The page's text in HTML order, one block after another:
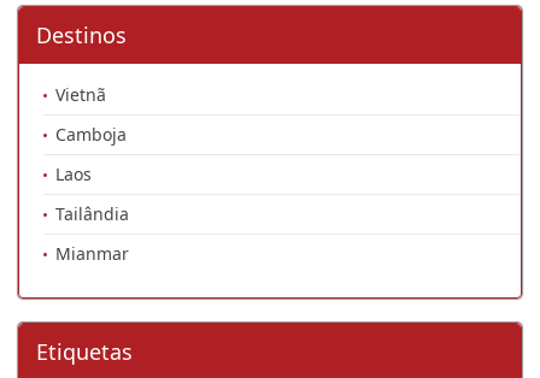
Destinos
Vietnã
Camboja
Laos
Tailândia
Mianmar
Etiquetas